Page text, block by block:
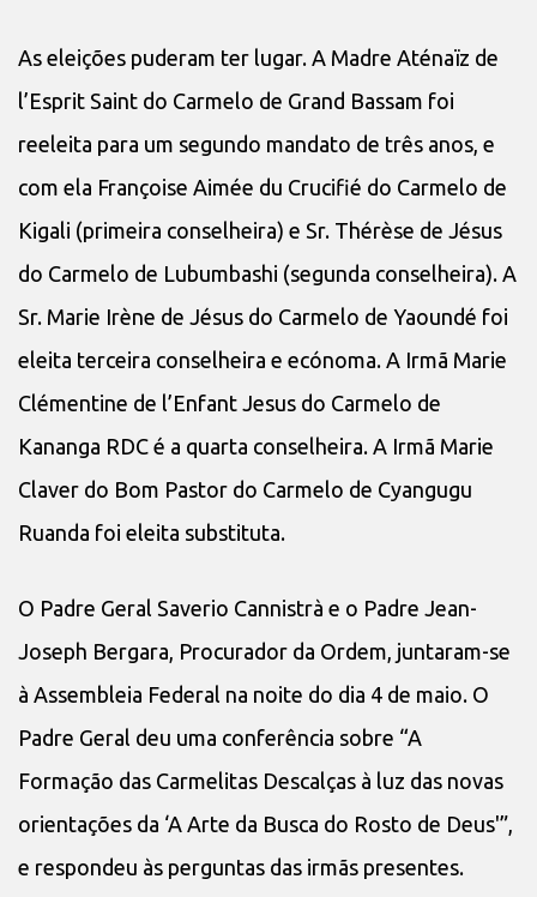
As eleições puderam ter lugar. A Madre Aténaïz de
l’Esprit Saint do Carmelo de Grand Bassam foi
reeleita para um segundo mandato de três anos, e
com ela Françoise Aimée du Crucifié do Carmelo de
Kigali (primeira conselheira) e Sr. Thérèse de Jésus
do Carmelo de Lubumbashi (segunda conselheira). A
Sr. Marie Irène de Jésus do Carmelo de Yaoundé foi
eleita terceira conselheira e ecónoma. A Irmã Marie
Clémentine de l’Enfant Jesus do Carmelo de
Kananga RDC é a quarta conselheira. A Irmã Marie
Claver do Bom Pastor do Carmelo de Cyangugu
Ruanda foi eleita substituta.
O Padre Geral Saverio Cannistrà e o Padre Jean-
Joseph Bergara, Procurador da Ordem, juntaram-se
à Assembleia Federal na noite do dia 4 de maio. O
Padre Geral deu uma conferência sobre “A
Formação das Carmelitas Descalças à luz das novas
orientações da ‘A Arte da Busca do Rosto de Deus'”,
e respondeu às perguntas das irmãs presentes.